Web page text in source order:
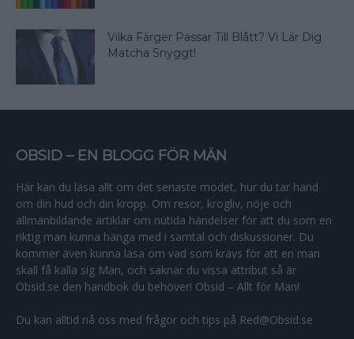
Vilka Färger Passar Till Blått? Vi Lär Dig
Matcha Snyggt!
OBSID – EN BLOGG FÖR MÄN
Här kan du läsa allt om det senaste modet, hur du tar hand
om din hud och din kropp. Om resor, krogliv, nöje och
allmänbildande artiklar om nutida händelser för att du som en
riktig man kunna hänga med i samtal och diskussioner. Du
kommer även kunna läsa om vad som krävs för att en man
skall få kalla sig Man, och saknar du vissa attribut så är
Obsid.se den handbok du behöver! Obsid – Allt för Män!
Du kan alltid nå oss med frågor och tips på Red@Obsid.se